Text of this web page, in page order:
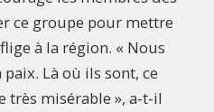
ce groupe pour mettre
à la région. « Nous
Là où ils sont, ce
très misérable », a-t-il